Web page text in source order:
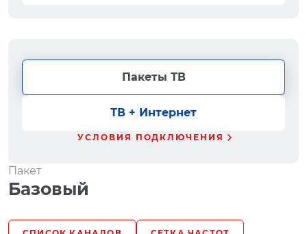
Пакеты ТВ
ТВ + Интернет
УСЛОВИЯ ПОДКЛЮЧЕНИЯ
Пакет
Базовый